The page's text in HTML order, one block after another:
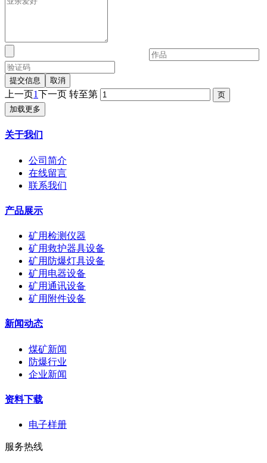
提交信息 取消
上一页1下一页 转至第
加载更多
关于我们
公司简介
在线留言
联系我们
产品展示
矿用检测仪器
矿用救护器具设备
矿用防爆灯具设备
矿用电器设备
矿用通讯设备
矿用附件设备
新闻动态
煤矿新闻
防爆行业
企业新闻
资料下载
电子样册
服务热线